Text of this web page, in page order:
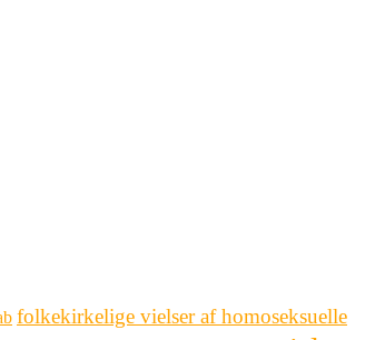
folkekirkelige vielser af homoseksuelle